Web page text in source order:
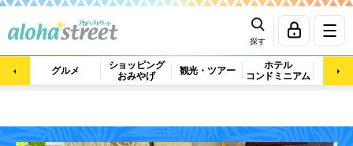
探す
グルメ
ショッピング
おみやげ
観光・ツアー
ホテル
コンドミニアム
マッ